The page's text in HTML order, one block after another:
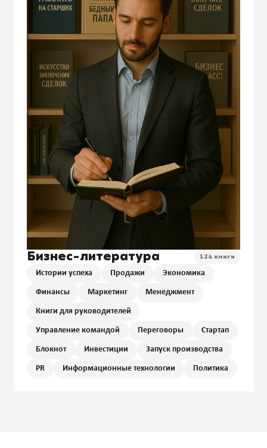
Бизнес-литература 124 книги
Истории успеха Продажи Экономика
Финансы Маркетинг Менеджмент
Книги для руководителей
Управление командой Переговоры Стартап
Блокнот Инвестиции Запуск производства
PR Информационные технологии Политика